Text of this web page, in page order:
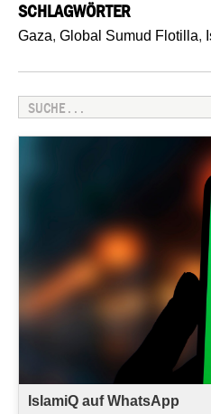
SCHLAGWÖRTER
Gaza, Global Sumud Flotilla,
IslamiQ auf WhatsApp